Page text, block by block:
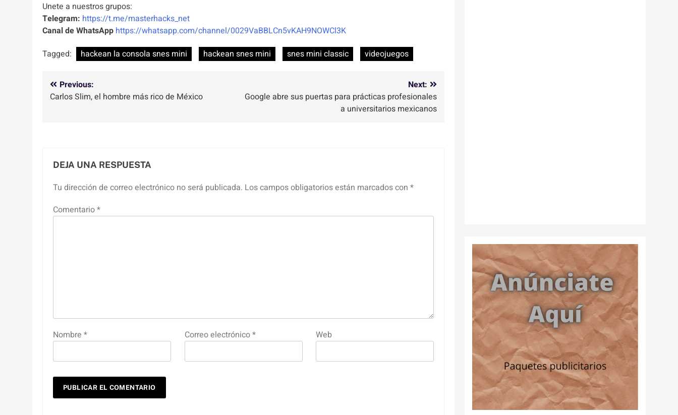
Unete a nuestros grupos:
Telegram: https://t.me/masterhacks_net
Canal de WhatsApp https://whatsapp.com/channel/0029VaBBLCn5vKAH9NOWCl3K
Tagged:
hackean la consola snes mini hackean snes mini snes mini classic videojuegos
Navegación
de
Previous:
Carlos Slim, el hombre más rico de México
Next:
Google abre sus puertas para prácticas profesionales
a universitarios mexicanos
DEJA UNA RESPUESTA
Tu dirección de correo electrónico no será publicada. Los campos obligatorios están marcados con *
Comentario*
Nombre * Correo electrónico* Web